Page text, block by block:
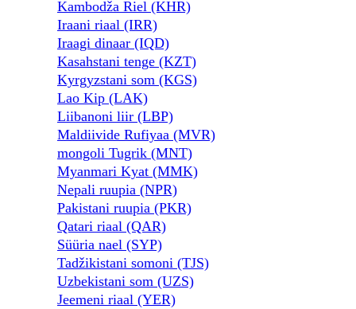
Kambodža Riel (KHR)
Iraani riaal (IRR)
Iraagi dinaar (IQD)
Kasahstani tenge (KZT)
Kyrgyzstani som (KGS)
Lao Kip (LAK)
Liibanoni liir (LBP)
Maldiivide Rufiyaa (MVR)
mongoli Tugrik (MNT)
Myanmari Kyat (MMK)
Nepali ruupia (NPR)
Pakistani ruupia (PKR)
Qatari riaal (QAR)
Süüria nael (SYP)
Tadžikistani somoni (TJS)
Uzbekistani som (UZS)
Jeemeni riaal (YER)